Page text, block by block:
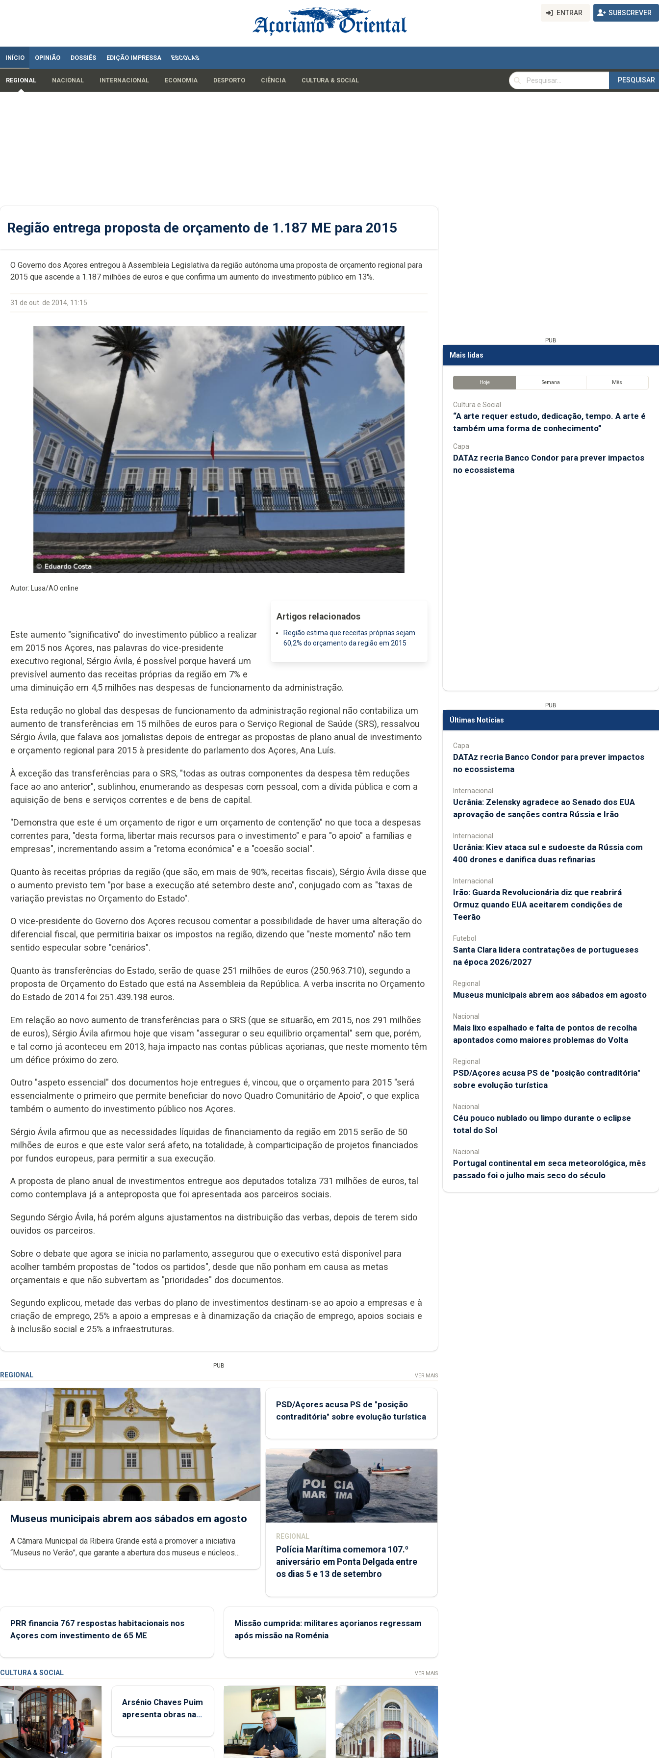
ENTRAR SUBSCREVER
INÍCIO OPINIÃO DOSSIÊS EDIÇÃO IMPRESSA ESCOLAS
REGIONAL NACIONAL INTERNACIONAL ECONOMIA DESPORTO CIÊNCIA CULTURA & SOCIAL
PESQUISAR
PESQUISAR
Região entrega proposta de orçamento de 1.187 ME para 2015
O Governo dos Açores entregou à Assembleia Legislativa da região autónoma uma proposta de orçamento regional para
2015 que ascende a 1.187 milhões de euros e que confirma um aumento do investimento público em 13%.
31 de out. de 2014, 11:15
Autor: Lusa/AO online
Artigos relacionados
Região estima que receitas próprias sejam
60,2% do orçamento da região em 2015
Este aumento "significativo" do investimento público a realizar
em 2015 nos Açores, nas palavras do vice-presidente
executivo regional, Sérgio Ávila, é possível porque haverá um
previsível aumento das receitas próprias da região em 7% e
uma diminuição em 4,5 milhões nas despesas de funcionamento da administração.
Esta redução no global das despesas de funcionamento da administração regional não contabiliza um
aumento de transferências em 15 milhões de euros para o Serviço Regional de Saúde (SRS), ressalvou
Sérgio Ávila, que falava aos jornalistas depois de entregar as propostas de plano anual de investimento
e orçamento regional para 2015 à presidente do parlamento dos Açores, Ana Luís.
À exceção das transferências para o SRS, "todas as outras componentes da despesa têm reduções
face ao ano anterior", sublinhou, enumerando as despesas com pessoal, com a dívida pública e com a
aquisição de bens e serviços correntes e de bens de capital.
"Demonstra que este é um orçamento de rigor e um orçamento de contenção" no que toca a despesas
correntes para, "desta forma, libertar mais recursos para o investimento" e para "o apoio" a famílias e
empresas", incrementando assim a "retoma económica" e a "coesão social".
Quanto às receitas próprias da região (que são, em mais de 90%, receitas fiscais), Sérgio Ávila disse que
o aumento previsto tem "por base a execução até setembro deste ano", conjugado com as "taxas de
variação previstas no Orçamento do Estado".
O vice-presidente do Governo dos Açores recusou comentar a possibilidade de haver uma alteração do
diferencial fiscal, que permitiria baixar os impostos na região, dizendo que "neste momento" não tem
sentido especular sobre "cenários".
Quanto às transferências do Estado, serão de quase 251 milhões de euros (250.963.710), segundo a
proposta de Orçamento do Estado que está na Assembleia da República. A verba inscrita no Orçamento
do Estado de 2014 foi 251.439.198 euros.
Em relação ao novo aumento de transferências para o SRS (que se situarão, em 2015, nos 291 milhões
de euros), Sérgio Ávila afirmou hoje que visam "assegurar o seu equilíbrio orçamental" sem que, porém,
e tal como já aconteceu em 2013, haja impacto nas contas públicas açorianas, que neste momento têm
um défice próximo do zero.
Outro "aspeto essencial" dos documentos hoje entregues é, vincou, que o orçamento para 2015 "será
essencialmente o primeiro que permite beneficiar do novo Quadro Comunitário de Apoio", o que explica
também o aumento do investimento público nos Açores.
Sérgio Ávila afirmou que as necessidades líquidas de financiamento da região em 2015 serão de 50
milhões de euros e que este valor será afeto, na totalidade, à comparticipação de projetos financiados
por fundos europeus, para permitir a sua execução.
A proposta de plano anual de investimentos entregue aos deputados totaliza 731 milhões de euros, tal
como contemplava já a anteproposta que foi apresentada aos parceiros sociais.
Segundo Sérgio Ávila, há porém alguns ajustamentos na distribuição das verbas, depois de terem sido
ouvidos os parceiros.
Sobre o debate que agora se inicia no parlamento, assegurou que o executivo está disponível para
acolher também propostas de "todos os partidos", desde que não ponham em causa as metas
orçamentais e que não subvertam as "prioridades" dos documentos.
Segundo explicou, metade das verbas do plano de investimentos destinam-se ao apoio a empresas e à
criação de emprego, 25% a apoio a empresas e à dinamização da criação de emprego, apoios sociais e
à inclusão social e 25% a infraestruturas.
PUB
REGIONAL VER MAIS
Museus municipais abrem aos sábados em agosto
A Câmara Municipal da Ribeira Grande está a promover a iniciativa
“Museus no Verão”, que garante a abertura dos museus e núcleos
PSD/Açores acusa PS de "posição
contraditória" sobre evolução turística
REGIONAL
Polícia Marítima comemora 107.º
aniversário em Ponta Delgada entre
os dias 5 e 13 de setembro
PRR financia 767 respostas habitacionais nos
Açores com investimento de 65 ME
Missão cumprida: militares açorianos regressam
após missão na Roménia
CULTURA & SOCIAL VER MAIS
Arsénio Chaves Puim
apresenta obras na
Porto
PUB
Mais lidas
Hoje Semana Mês
Cultura e Social
“A arte requer estudo, dedicação, tempo. A arte é
também uma forma de conhecimento”
Capa
DATAz recria Banco Condor para prever impactos
no ecossistema
PUB
Últimas Notícias
Capa
DATAz recria Banco Condor para prever impactos
no ecossistema
Internacional
Ucrânia: Zelensky agradece ao Senado dos EUA
aprovação de sanções contra Rússia e Irão
Internacional
Ucrânia: Kiev ataca sul e sudoeste da Rússia com
400 drones e danifica duas refinarias
Internacional
Irão: Guarda Revolucionária diz que reabrirá
Ormuz quando EUA aceitarem condições de
Teerão
Futebol
Santa Clara lidera contratações de portugueses
na época 2026/2027
Regional
Museus municipais abrem aos sábados em agosto
Nacional
Mais lixo espalhado e falta de pontos de recolha
apontados como maiores problemas do Volta
Regional
PSD/Açores acusa PS de "posição contraditória"
sobre evolução turística
Nacional
Céu pouco nublado ou limpo durante o eclipse
total do Sol
Nacional
Portugal continental em seca meteorológica, mês
passado foi o julho mais seco do século